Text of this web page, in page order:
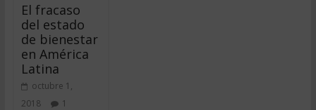
El fracaso
del estado
de bienestar
en América
Latina
octubre 1,
2018
1